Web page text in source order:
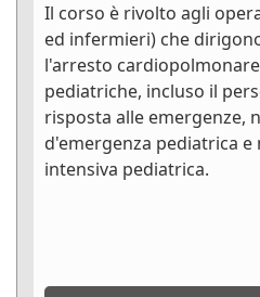
Il corso è rivolto agli
ed infermieri) che
l'arresto
pediatriche, incluso il
risposta alle emergenze,
d'emergenza pediatrica
intensiva pediatrica.